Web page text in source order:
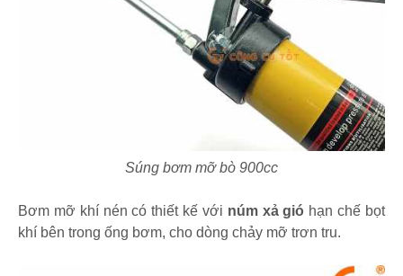
Súng bơm mỡ bò 900cc
Bơm mỡ khí nén có thiết kế với núm xả gió hạn chế bọt
khí bên trong ống bơm, cho dòng chảy mỡ trơn tru.